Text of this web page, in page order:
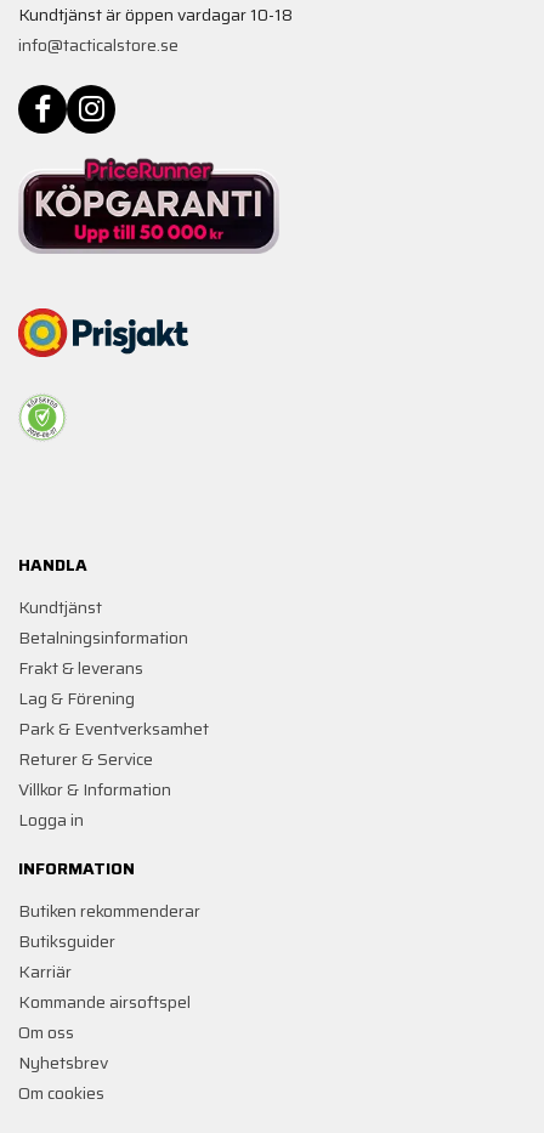
Kundtjänst är öppen vardagar 10-18
info@tacticalstore.se
HANDLA
Kundtjänst
Betalningsinformation
Frakt & leverans
Lag & Förening
Park & Eventverksamhet
Returer & Service
Villkor & Information
Logga in
INFORMATION
Butiken rekommenderar
Butiksguider
Karriär
Kommande airsoftspel
Om oss
Nyhetsbrev
Om cookies